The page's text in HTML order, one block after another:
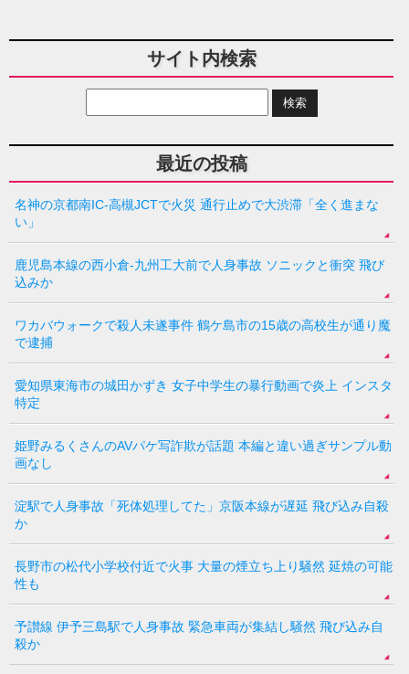
サイト内検索
最近の投稿
名神の京都南IC-高槻JCTで火災 通行止めで大渋滞「全く進まな
い」
鹿児島本線の西小倉-九州工大前で人身事故 ソニックと衝突 飛び
込みか
ワカバウォークで殺人未遂事件 鶴ケ島市の15歳の高校生が通り魔
で逮捕
愛知県東海市の城田かずき 女子中学生の暴行動画で炎上 インスタ
特定
姫野みるくさんのAVパケ写詐欺が話題 本編と違い過ぎサンプル動
画なし
淀駅で人身事故「死体処理してた」京阪本線が遅延 飛び込み自殺
か
長野市の松代小学校付近で火事 大量の煙立ち上り騒然 延焼の可能
性も
予讃線 伊予三島駅で人身事故 緊急車両が集結し騒然 飛び込み自
殺か